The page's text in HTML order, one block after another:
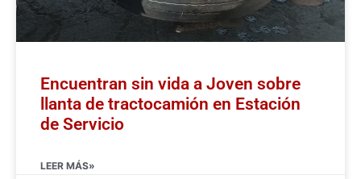
Encuentran sin vida a Joven sobre
llanta de tractocamión en Estación
de Servicio
LEER MÁS»